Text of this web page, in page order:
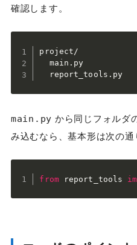
確認します。
project/
  main.py
  report_tools.py
main.py から同じフォルダ
み込むなら、基本形は次の通
from report_tools